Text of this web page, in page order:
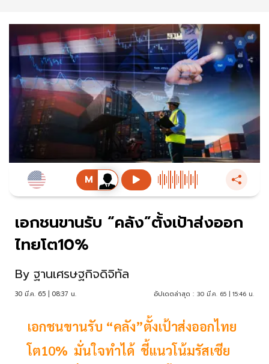
เอกชนขานรับ “คลัง”ตั้งเป้าส่งออก
ไทยโต10%
By ฐานเศรษฐกิจดิจิทัล
30 มี.ค. 65 | 08:37 น. อัปเดตล่าสุด : 30 มี.ค. 65 | 15:46 น.
เอกชนขานรับ “คลัง”ตั้งเป้าส่งออกไทย
โต10% มั่นใจทำได้ ชี้แนวโน้มรัสเซีย